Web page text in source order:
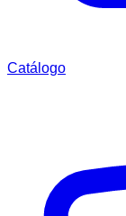
Catálogo